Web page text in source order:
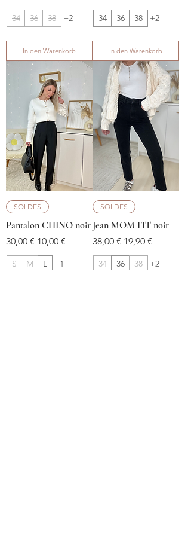
34 36 38 +2
In den Warenkorb
34 36 38 +2
In den Warenkorb
SOLDES
Pantalon CHINO noir
Standardpreis
30,00 € Sale-Preis
10,00 €
S M L +1
SOLDES
Jean MOM FIT noir
Standardpreis
38,00 € Sale-Preis
19,90 €
34 36 38 +2